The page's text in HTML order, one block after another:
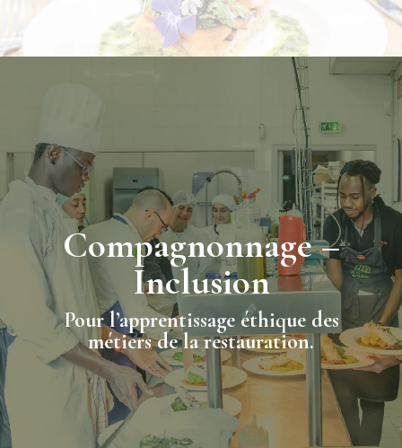
Compagnonnage –
Inclusion
Pour l’apprentissage éthique des
métiers de la restauration.